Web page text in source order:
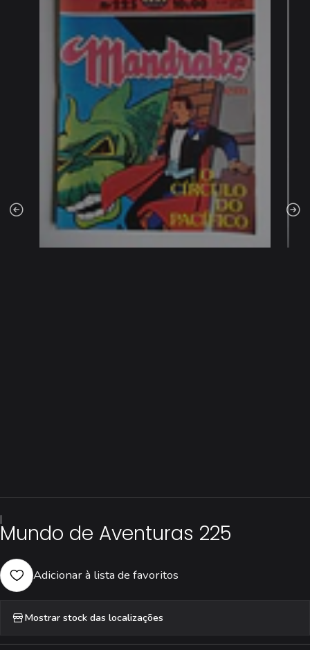
|
Mundo de Aventuras 225
Adicionar à lista de favoritos
Mostrar stock das localizações